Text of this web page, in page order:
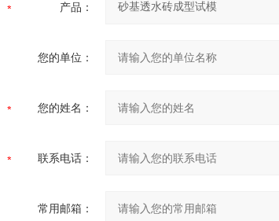
产品：
您的单位：
您的姓名：
联系电话：
常用邮箱：